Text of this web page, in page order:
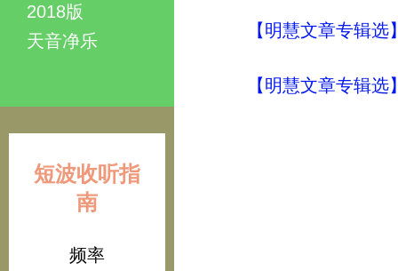
2018版
天音净乐
短波收听指
南
频率
【明慧文章专辑
【明慧文章专辑